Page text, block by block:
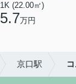
1K (22.00㎡)
5.7万円
京口駅